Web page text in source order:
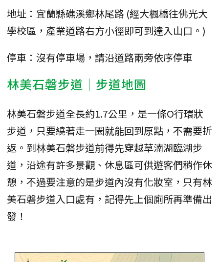
地址：宜蘭縣礁溪鄉林尾路 (經大楓橋往佛光大
學校區，產業道路右方小徑即可到達入山口。)
停車：沒有停車場，請沿道路兩旁依序停車
林美石磐步道｜步道地圖
林美石磐步道全長約1.7公里，是一條O行環狀
步道，只要繞著走一圈就能回到原點，不需要折
返。到林美石磐步道前得先穿越草湳湖臨湖步
道，沿途有許多景觀、休息區可供遊客們稍作休
憩，不過要注意的是步道內沒有化妝室，只有林
美石磐步道入口處有，記得先上個廁所再準備出
發！